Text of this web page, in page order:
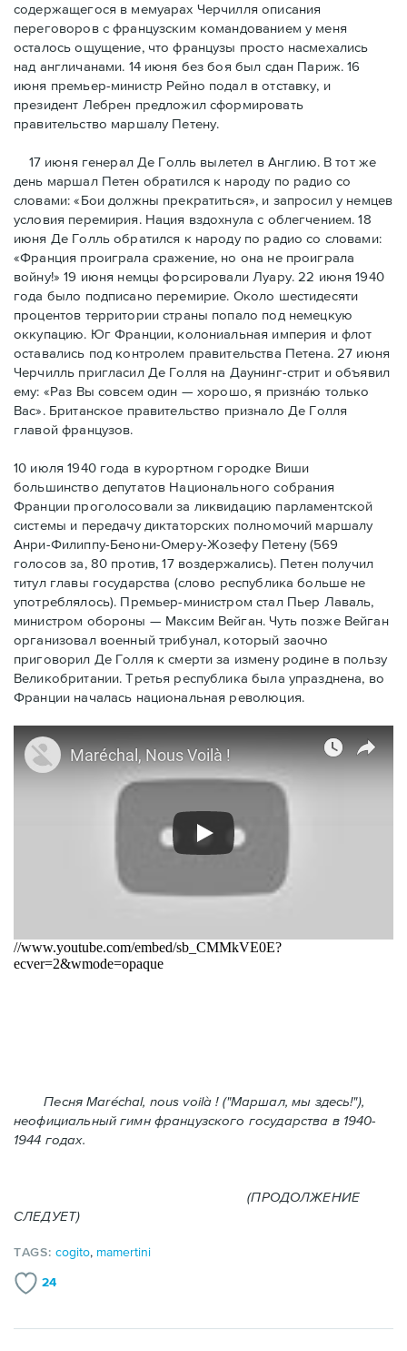
содержащегося в мемуарах Черчилля описания
переговоров с французским командованием у меня
осталось ощущение, что французы просто насмехались
над англичанами. 14 июня без боя был сдан Париж. 16
июня премьер-министр Рейно подал в отставку, и
президент Лебрен предложил сформировать
правительство маршалу Петену.
17 июня генерал Де Голль вылетел в Англию. В тот же
день маршал Петен обратился к народу по радио со
словами: «Бои должны прекратиться», и запросил у немцев
условия перемирия. Нация вздохнула с облегчением. 18
июня Де Голль обратился к народу по радио со словами:
«Франция проиграла сражение, но она не проиграла
войну!» 19 июня немцы форсировали Луару. 22 июня 1940
года было подписано перемирие. Около шестидесяти
процентов территории страны попало под немецкую
оккупацию. Юг Франции, колониальная империя и флот
оставались под контролем правительства Петена. 27 июня
Черчилль пригласил Де Голля на Даунинг-стрит и объявил
ему: «Раз Вы совсем один — хорошо, я признáю только
Вас». Британское правительство признало Де Голля
главой французов.
10 июля 1940 года в курортном городке Виши
большинство депутатов Национального собрания
Франции проголосовали за ликвидацию парламентской
системы и передачу диктаторских полномочий маршалу
Анри-Филиппу-Бенони-Омеру-Жозефу Петену (569
голосов за, 80 против, 17 воздержались). Петен получил
титул главы государства (слово республика больше не
употреблялось). Премьер-министром стал Пьер Лаваль,
министром обороны — Максим Вейган. Чуть позже Вейган
организовал военный трибунал, который заочно
приговорил Де Голля к смерти за измену родине в пользу
Великобритании. Третья республика была упразднена, во
Франции началась национальная революция.
Песня Maréchal, nous voilà ! ("Маршал, мы здесь!"),
неофициальный гимн французского государства в 1940-
1944 годах.
(ПРОДОЛЖЕНИЕ
СЛЕДУЕТ)
TAGS:cogito, mamertini
24